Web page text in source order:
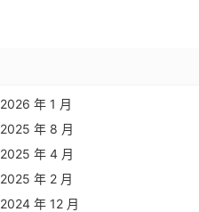
2026 年 1 月
2025 年 8 月
2025 年 4 月
2025 年 2 月
2024 年 12 月